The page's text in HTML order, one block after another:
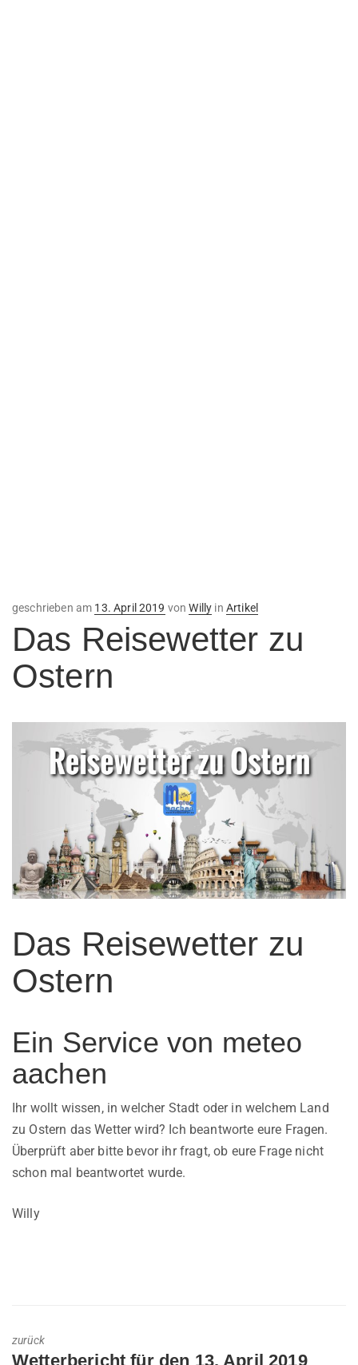
geschrieben am Veröffentlicht
am
13. April 2019 vonWilly in Artikel
Das Reisewetter zu
Ostern
Das Reisewetter zu
Ostern
Ein Service von meteo
aachen
Ihr wollt wissen, in welcher Stadt oder in welchem Land
zu Ostern das Wetter wird? Ich beantworte eure Fragen.
Überprüft aber bitte bevor ihr fragt, ob eure Frage nicht
schon mal beantwortet wurde.
Willy
zurück
Previous
Wetterbericht für den 13. April 2019